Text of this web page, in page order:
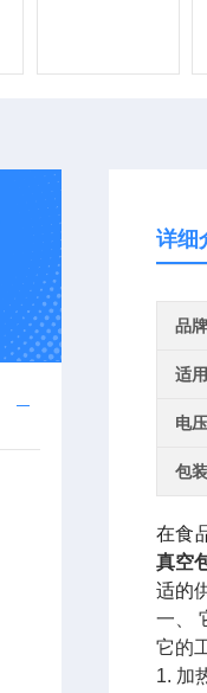
详细
品牌
适
电压
包
在食
真空
适的
一、
它的
1. 加